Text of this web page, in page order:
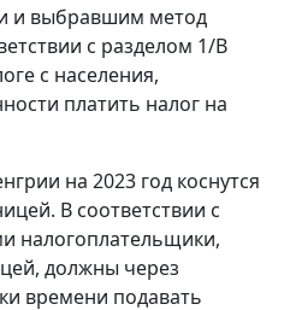
и выбравшим метод
с разделом 1/B
с населения,
платить налог на
на 2023 год коснутся
В соответствии с
налогоплательщики,
должны через
времени подавать